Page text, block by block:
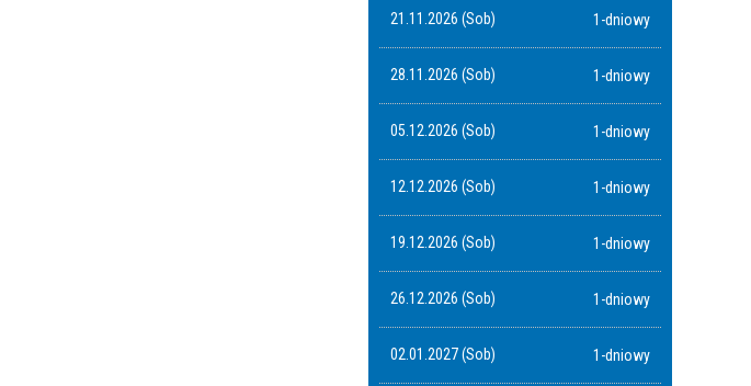
21.11.2026 (Sob) 1-dniowy
28.11.2026 (Sob) 1-dniowy
05.12.2026 (Sob) 1-dniowy
12.12.2026 (Sob) 1-dniowy
19.12.2026 (Sob) 1-dniowy
26.12.2026 (Sob) 1-dniowy
02.01.2027 (Sob) 1-dniowy